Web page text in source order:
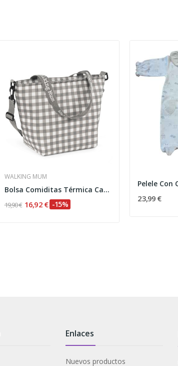
WALKING MUM
Bolsa Comiditas Térmica Caetana Stone
19,90 € 16,92 € -15%
23,99 €
Enlaces
Nuevos productos